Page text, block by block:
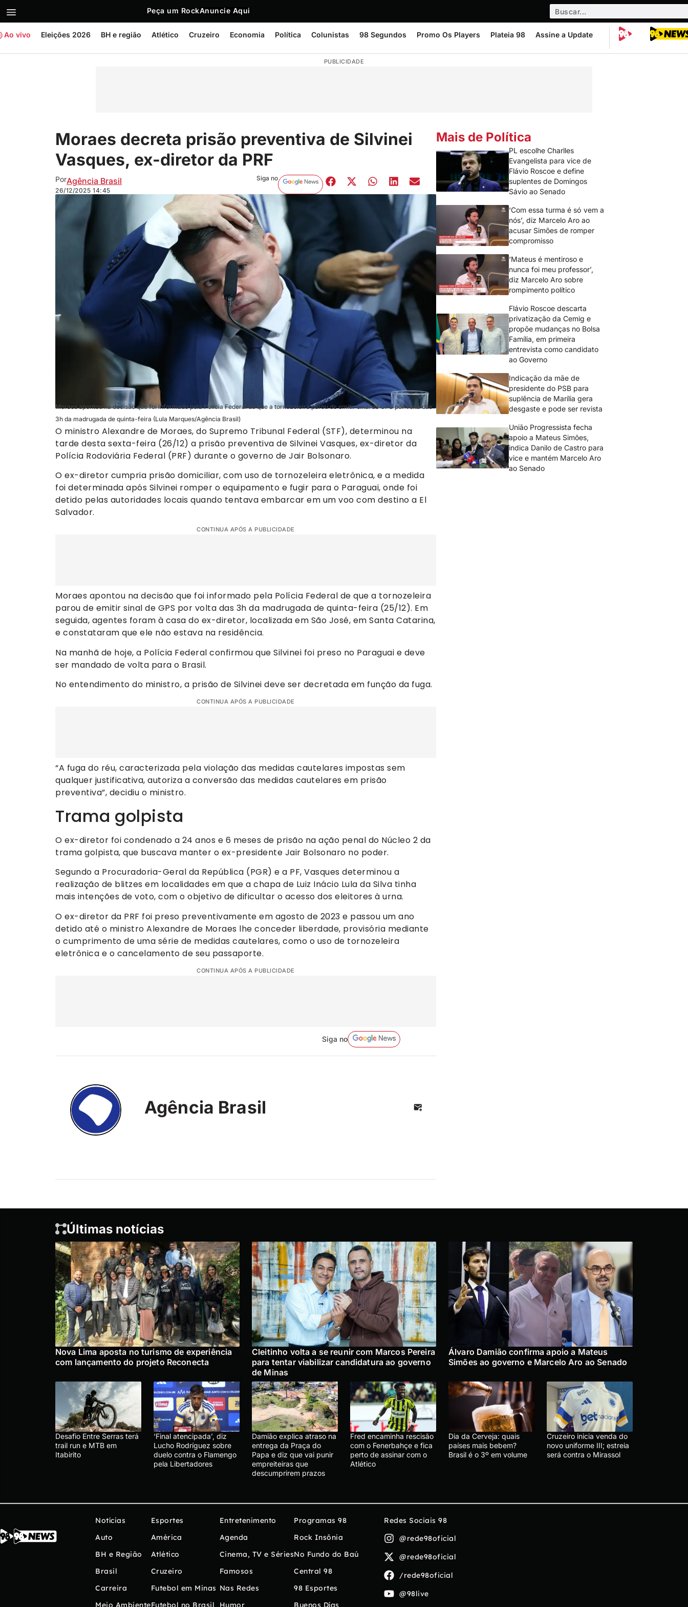
Peça um RockAnuncie Aqui
Ao vivo Eleições 2026 BH e região Atlético Cruzeiro Economia Política Colunistas 98 Segundos Promo Os Players Plateia 98 Assine a Update
PUBLICIDADE
Moraes decreta prisão preventiva de Silvinei
Vasques, ex-diretor da PRF
PorAgência Brasil
26/12/2025 14:45
Siga no
Moraes apontou na decisão que foi informado pela Polícia Federal de que a tornozeleira parou de emitir sinal de GPS por volta das
3h da madrugada de quinta-feira (Lula Marques/Agência Brasil)
O ministro Alexandre de Moraes, do Supremo Tribunal Federal (STF), determinou na
tarde desta sexta-feira (26/12) a prisão preventiva de Silvinei Vasques, ex-diretor da
Polícia Rodoviária Federal (PRF) durante o governo de Jair Bolsonaro.
O ex-diretor cumpria prisão domiciliar, com uso de tornozeleira eletrônica, e a medida
foi determinada após Silvinei romper o equipamento e fugir para o Paraguai, onde foi
detido pelas autoridades locais quando tentava embarcar em um voo com destino a El
Salvador.
CONTINUA APÓS A PUBLICIDADE
Moraes apontou na decisão que foi informado pela Polícia Federal de que a tornozeleira
parou de emitir sinal de GPS por volta das 3h da madrugada de quinta-feira (25/12). Em
seguida, agentes foram à casa do ex-diretor, localizada em São José, em Santa Catarina,
e constataram que ele não estava na residência.
Na manhã de hoje, a Polícia Federal confirmou que Silvinei foi preso no Paraguai e deve
ser mandado de volta para o Brasil.
No entendimento do ministro, a prisão de Silvinei deve ser decretada em função da fuga.
CONTINUA APÓS A PUBLICIDADE
“A fuga do réu, caracterizada pela violação das medidas cautelares impostas sem
qualquer justificativa, autoriza a conversão das medidas cautelares em prisão
preventiva”, decidiu o ministro.
Trama golpista
O ex-diretor foi condenado a 24 anos e 6 meses de prisão na ação penal do Núcleo 2 da
trama golpista, que buscava manter o ex-presidente Jair Bolsonaro no poder.
Segundo a Procuradoria-Geral da República (PGR) e a PF, Vasques determinou a
realização de blitzes em localidades em que a chapa de Luiz Inácio Lula da Silva tinha
mais intenções de voto, com o objetivo de dificultar o acesso dos eleitores à urna.
O ex-diretor da PRF foi preso preventivamente em agosto de 2023 e passou um ano
detido até o ministro Alexandre de Moraes lhe conceder liberdade, provisória mediante
o cumprimento de uma série de medidas cautelares, como o uso de tornozeleira
eletrônica e o cancelamento de seu passaporte.
CONTINUA APÓS A PUBLICIDADE
Siga no
Agência Brasil
Mais de Política
PL escolhe Charlles
Evangelista para vice de
Flávio Roscoe e define
suplentes de Domingos
Sávio ao Senado
‘Com essa turma é só vem a
nós’, diz Marcelo Aro ao
acusar Simões de romper
compromisso
‘Mateus é mentiroso e
nunca foi meu professor’,
diz Marcelo Aro sobre
rompimento político
Flávio Roscoe descarta
privatização da Cemig e
propõe mudanças no Bolsa
Família, em primeira
entrevista como candidato
ao Governo
Indicação da mãe de
presidente do PSB para
suplência de Marília gera
desgaste e pode ser revista
União Progressista fecha
apoio a Mateus Simões,
indica Danilo de Castro para
vice e mantém Marcelo Aro
ao Senado
Últimas notícias
Nova Lima aposta no turismo de experiência
com lançamento do projeto Reconecta
Cleitinho volta a se reunir com Marcos Pereira
para tentar viabilizar candidatura ao governo
de Minas
Álvaro Damião confirma apoio a Mateus
Simões ao governo e Marcelo Aro ao Senado
Desafio Entre Serras terá
trail run e MTB em
Itabirito
‘Final atencipada’, diz
Lucho Rodríguez sobre
duelo contra o Flamengo
pela Libertadores
Damião explica atraso na
entrega da Praça do
Papa e diz que vai punir
empreiteiras que
descumprirem prazos
Fred encaminha rescisão
com o Fenerbahçe e fica
perto de assinar com o
Atlético
Dia da Cerveja: quais
países mais bebem?
Brasil é o 3º em volume
Cruzeiro inicia venda do
novo uniforme III; estreia
será contra o Mirassol
Notícias
Auto
BH e Região
Brasil
Carreira
Meio Ambiente
Esportes
América
Atlético
Cruzeiro
Futebol em Minas
Futebol no Brasil
Entretenimento
Agenda
Cinema, TV e Séries
Famosos
Nas Redes
Humor
Programas 98
Rock Insônia
No Fundo do Baú
Central 98
98 Esportes
Buenos Días
Redes Sociais 98
@rede98oficial
@rede98oficial
/rede98oficial
@98live